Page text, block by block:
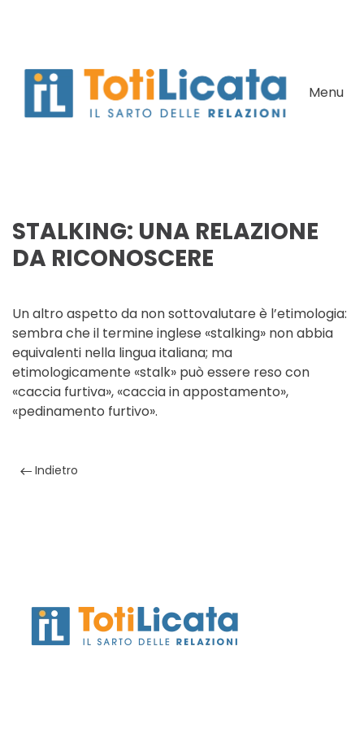
Menu
STALKING: UNA RELAZIONE
DA RICONOSCERE
Un altro aspetto da non sottovalutare è l’etimologia:
sembra che il termine inglese «stalking» non abbia
equivalenti nella lingua italiana; ma
etimologicamente «stalk» può essere reso con
«caccia furtiva», «caccia in appostamento»,
«pedinamento furtivo».
Indietro